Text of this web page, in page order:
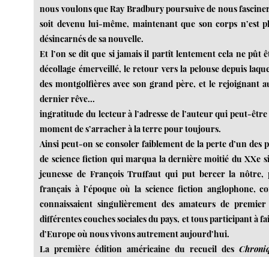
nous voulons que Ray Bradbury poursuive de nous
soit devenu lui-même, maintenant que son corps n’est
désincarnés de sa nouvelle.
Et l’on se dit que si jamais il partît lentement cela ne pût
décollage émerveillé, le retour vers la pelouse depuis
des montgolfières avec son grand père, et le rejoignant
dernier rêve...
ingratitude du lecteur à l’adresse de l’auteur qui peut-
moment de s’arracher à la terre pour toujours.
Ainsi peut-on se consoler faiblement de la perte d’un des
de science fiction qui marqua la dernière moitié du XXe
jeunesse de François Truffaut qui put bercer la nôtre,
français à l’époque où la science fiction anglophone,
connaissaient singulièrement des amateurs de
différentes couches sociales du pays, et tous participant à
d’Europe où nous vivons autrement aujourd’hui.
La première édition américaine du recueil des